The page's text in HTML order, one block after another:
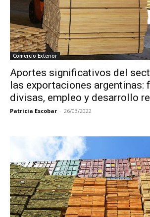
Comercio Exterior
Aportes significativos del
las exportaciones argentinas:
divisas, empleo y desarrollo
Patricia Escobar - 26/03/2022